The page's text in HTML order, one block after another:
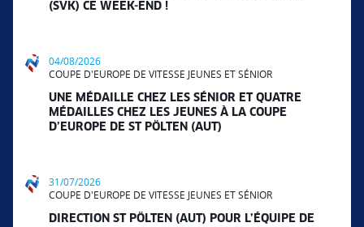
(SVK) CE WEEK-END !
04/08/2026
COUPE D'EUROPE DE VITESSE JEUNES ET SÉNIOR
UNE MÉDAILLE CHEZ LES SÉNIOR ET QUATRE
MÉDAILLES CHEZ LES JEUNES À LA COUPE
D’EUROPE DE ST PÖLTEN (AUT)
31/07/2026
COUPE D'EUROPE DE VITESSE JEUNES ET SÉNIOR
DIRECTION ST PÖLTEN (AUT) POUR L’ÉQUIPE DE